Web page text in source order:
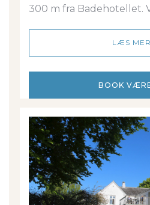
300 m fra Badehotellet.
LÆS
BOOK